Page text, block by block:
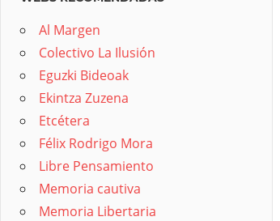
Al Margen
Colectivo La Ilusión
Eguzki Bideoak
Ekintza Zuzena
Etcétera
Félix Rodrigo Mora
Libre Pensamiento
Memoria cautiva
Memoria Libertaria